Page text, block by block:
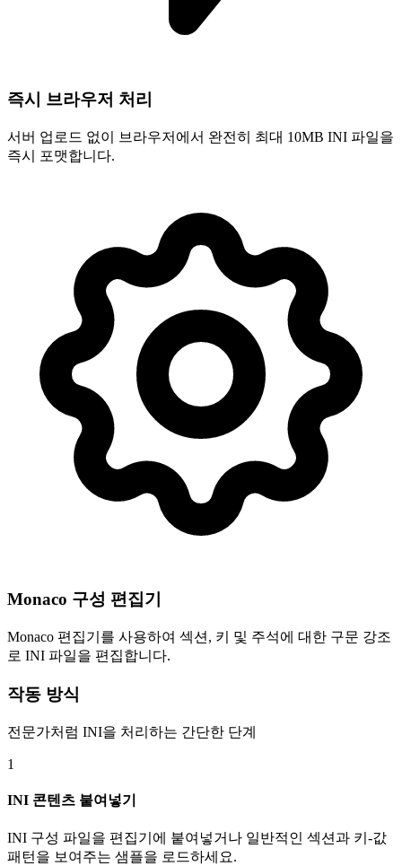
즉시 브라우저 처리
서버 업로드 없이 브라우저에서 완전히 최대 10MB INI 파일을
즉시 포맷합니다.
Monaco 구성 편집기
Monaco 편집기를 사용하여 섹션, 키 및 주석에 대한 구문 강조
로 INI 파일을 편집합니다.
작동 방식
전문가처럼 INI을 처리하는 간단한 단계
1
INI 콘텐츠 붙여넣기
INI 구성 파일을 편집기에 붙여넣거나 일반적인 섹션과 키-값
패턴을 보여주는 샘플을 로드하세요.